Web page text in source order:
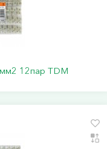
12пар TDM